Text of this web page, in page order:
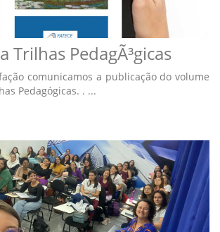
Trilhas PedagÃ³gicas
comunicamos a publicação do volume
Pedagógicas. . ...